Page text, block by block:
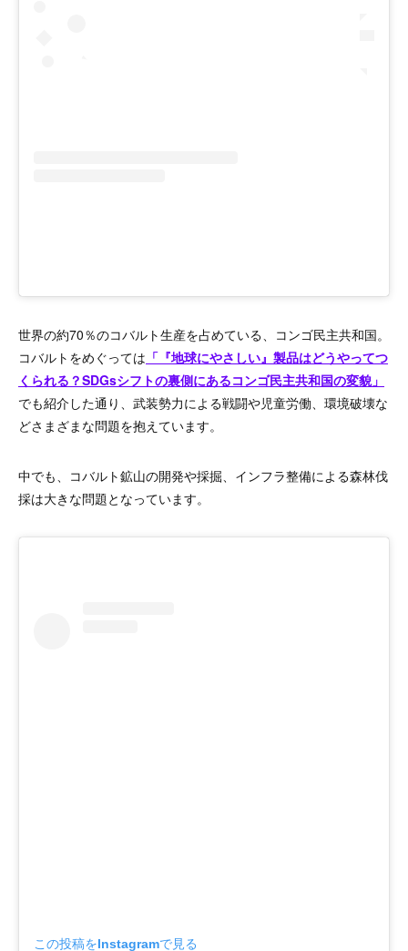
世界の約70％のコバルト生産を占めている、コンゴ民主共和国。
コバルトをめぐっては 「『地球にやさしい』製品はどうやってつ
くられる？SDGsシフトの裏側にあるコンゴ民主共和国の変貌」
でも紹介した通り、武装勢力による戦闘や児童労働、環境破壊な
どさまざまな問題を抱えています。
中でも、コバルト鉱山の開発や採掘、インフラ整備による森林伐
採は大きな問題となっています。
この投稿をInstagramで見る